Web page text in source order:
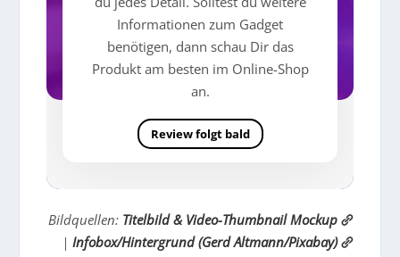
Informationen zum Gadget
benötigen, dann schau Dir das
Produkt am besten im Online-Shop
an.
Review folgt bald
Bildquellen: Titelbild & Video-Thumbnail Mockup
| Infobox/Hintergrund (Gerd Altmann/Pixabay)